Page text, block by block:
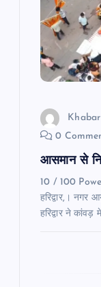
0
आसमान से
10 / 100
हरिद्वार,। नगर
हरिद्वार ने